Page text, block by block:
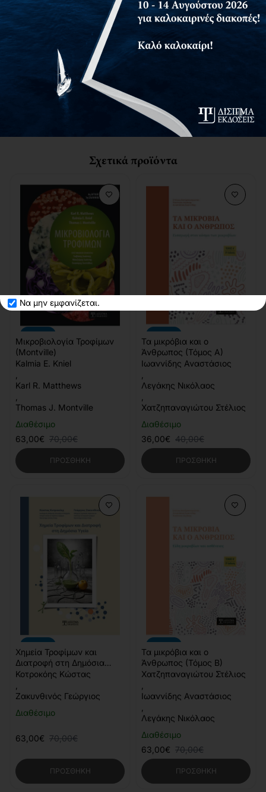
Να μην εμφανίζεται.
παρακάτω:
Ο παγκόσμιος πληθυσμός και παραγωγή τροφίμων
Η οικονομία και ασφάλεια τροφίμων
Ο COVID-19 και κίνδυνοι για την ασφάλεια τροφίμων
Η κλιματική αλλαγή και ασφάλεια τροφίμων
Η Salmonella, ασφάλεια τροφίμων και πρακτικές
χειρισμού
Η ασφάλεια τροφίμων στα φρούτα και τα λαχανικά
Η υγιεινή τροφίμων
Σχετικά προϊόντα
Διαθέσιμο
Μικροβιολογία Τροφίμων
(Montville)
Kalmia E. Kniel
Karl R. Matthews
Thomas J. Montville
63,00€ 70,00€
ΠΡΟΣΘΉΚΗ
Διαθέσιμο
Τα μικρόβια και ο
Άνθρωπος (Τόμος Α)
Ιωαννίδης Αναστάσιος
Λεγάκης Νικόλαος
Χατζηπαναγιώτου Στέλιος
36,00€ 40,00€
ΠΡΟΣΘΉΚΗ
Διαθέσιμο
Χημεία Τροφίμων και
Διατροφή στη Δημόσια
Υγεία
Κοτροκόης Κώστας
Ζακυνθινός Γεώργιος
63,00€ 70,00€
ΠΡΟΣΘΉΚΗ
Διαθέσιμο
Τα μικρόβια και ο
Άνθρωπος (Τόμος Β)
Χατζηπαναγιώτου Στέλιος
Ιωαννίδης Αναστάσιος
Λεγάκης Νικόλαος
63,00€ 70,00€
ΠΡΟΣΘΉΚΗ